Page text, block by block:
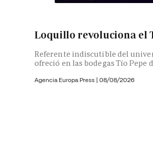
Loquillo revoluciona el
Referente indiscutible del
ofreció en las bodegas Tío Pepe
Agencia Europa Press | 08/08/2026